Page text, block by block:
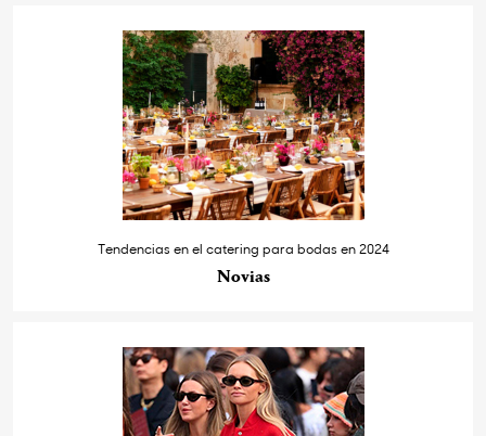
Tendencias en el catering para bodas en 2024
Novias